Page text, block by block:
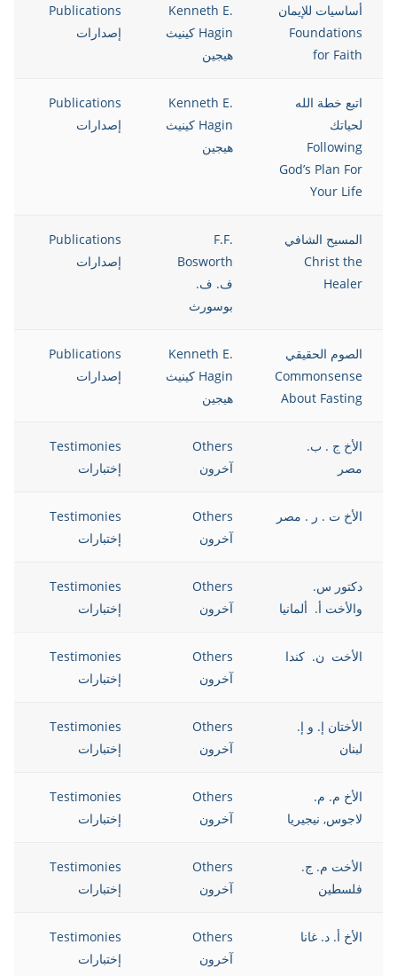
أساسيات للإيمان
Foundations
for Faith
Kenneth E.
Hagin كينيث
هيجين
Publications
إصدارات
اتبع خطة الله
لحياتك
Following
God’s Plan For
Your Life
Kenneth E.
Hagin كينيث
هيجين
Publications
إصدارات
المسيح الشافي
Christ the
Healer
F.F.
Bosworth
ف. ف.
بوسورث
Publications
إصدارات
الصوم الحقيقي
Commonsense
About Fasting
Kenneth E.
Hagin كينيث
هيجين
Publications
إصدارات
الأخ ج . ب.
مصر
Others
آخرون
Testimonies
إختبارات
الأخ ت . ر . مصر
Others
آخرون
Testimonies
إختبارات
دكتور س.
والأخت أ. ألمانيا
Others
آخرون
Testimonies
إختبارات
الأخت ن. كندا
Others
آخرون
Testimonies
إختبارات
الأختان إ. و إ.
لبنان
Others
آخرون
Testimonies
إختبارات
الأخ م. م.
لاجوس, نيجيريا
Others
آخرون
Testimonies
إختبارات
الأخت م. ج.
فلسطين
Others
آخرون
Testimonies
إختبارات
الأخ أ. د. غانا
Others
آخرون
Testimonies
إختبارات